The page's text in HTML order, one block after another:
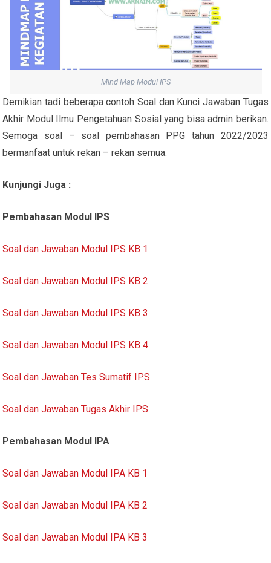
Mind Map Modul IPS
Demikian tadi beberapa contoh Soal dan Kunci Jawaban Tugas
Akhir Modul Ilmu Pengetahuan Sosial yang bisa admin berikan.
Semoga soal – soal pembahasan PPG tahun 2022/2023
bermanfaat untuk rekan – rekan semua.
Kunjungi Juga :
Pembahasan Modul IPS
Soal dan Jawaban Modul IPS KB 1
Soal dan Jawaban Modul IPS KB 2
Soal dan Jawaban Modul IPS KB 3
Soal dan Jawaban Modul IPS KB 4
Soal dan Jawaban Tes Sumatif IPS
Soal dan Jawaban Tugas Akhir IPS
Pembahasan Modul IPA
Soal dan Jawaban Modul IPA KB 1
Soal dan Jawaban Modul IPA KB 2
Soal dan Jawaban Modul IPA KB 3